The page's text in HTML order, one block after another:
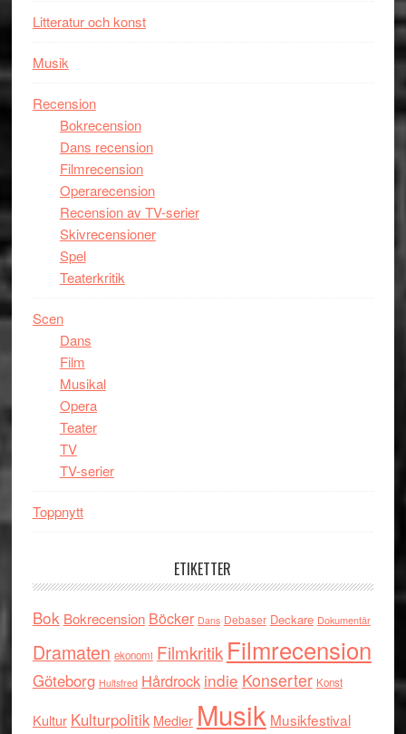
Litteratur och konst
Musik
Recension
Bokrecension
Dans recension
Filmrecension
Operarecension
Recension av TV-serier
Skivrecensioner
Spel
Teaterkritik
Scen
Dans
Film
Musikal
Opera
Teater
TV
TV-serier
Toppnytt
ETIKETTER
Bok Bokrecension Böcker Dans Debaser Deckare Dokumentär
Dramaten ekonomi Filmkritik Filmrecension
Göteborg Hultsfred Hårdrock indie Konserter Konst
Kultur Kulturpolitik Medier Musik Musikfestival